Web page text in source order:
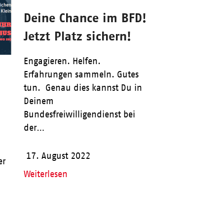
Deine Chance im BFD!
Jetzt Platz sichern!
Engagieren. Helfen.
Erfahrungen sammeln. Gutes
tun. Genau dies kannst Du in
Deinem
Bundesfreiwilligendienst bei
der…
17. August 2022
Weiterlesen